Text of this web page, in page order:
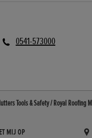
0541-573000
Tools & Safety / Royal Roofing
MIJ OP